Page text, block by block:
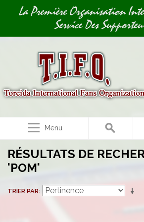
Image 01La Première Organisation
Service Des
Menu
RÉSULTATS DE
'POM'
TRIER PAR